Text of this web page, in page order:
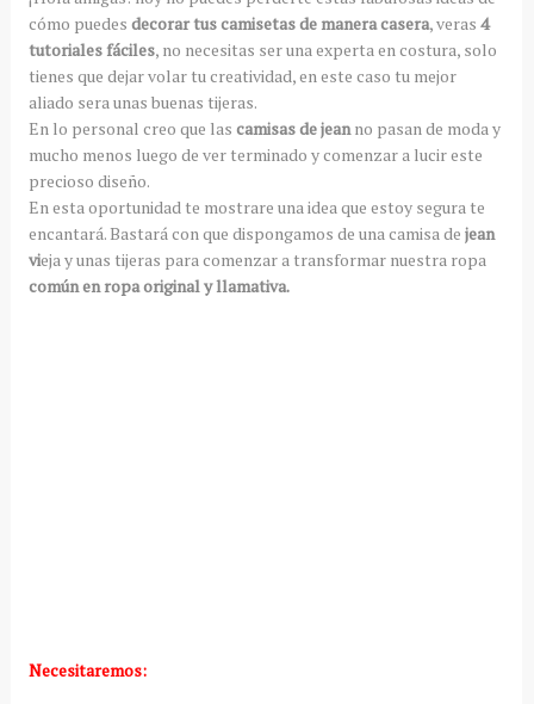
cómo puedes decorar tus camisetas de manera casera, veras 4
tutoriales fáciles, no necesitas ser una experta en costura, solo
tienes que dejar volar tu creatividad, en este caso tu mejor
aliado sera unas buenas tijeras.
En lo personal creo que las camisas de jeanno pasan de moda y
mucho menos luego de ver terminado y comenzar a lucir este
precioso diseño.
En esta oportunidad te mostrare una idea que estoy segura te
encantará. Bastará con que dispongamos de una camisa de jean
vieja y unas tijeras para comenzar a transformar nuestra ropa
común en ropa original y llamativa.
Necesitaremos: